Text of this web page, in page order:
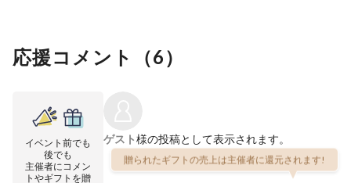
応援コメント（6）
イベント前でも
後でも
主催者にコメン
トやギフトを贈
ゲスト様の投稿として表示されます。
贈られたギフトの売上は主催者に還元されます!